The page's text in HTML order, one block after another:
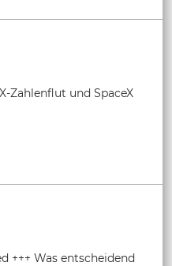
Zahlenflut und SpaceX
+++ Was entscheidend